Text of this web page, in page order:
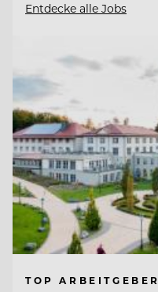
Entdecke alle Jobs
TOP ARBEITGEBER